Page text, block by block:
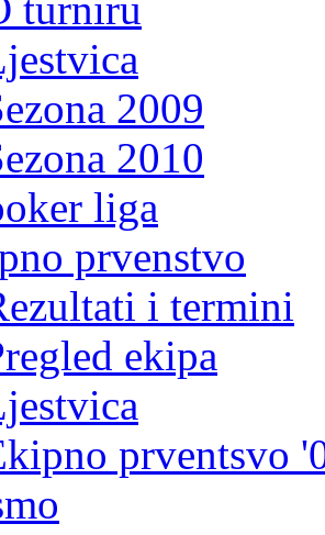
2009
2010
liga
prvenstvo
i termini
ekipa
prventsvo